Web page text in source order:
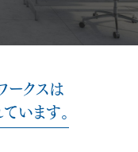
ークスは
います。